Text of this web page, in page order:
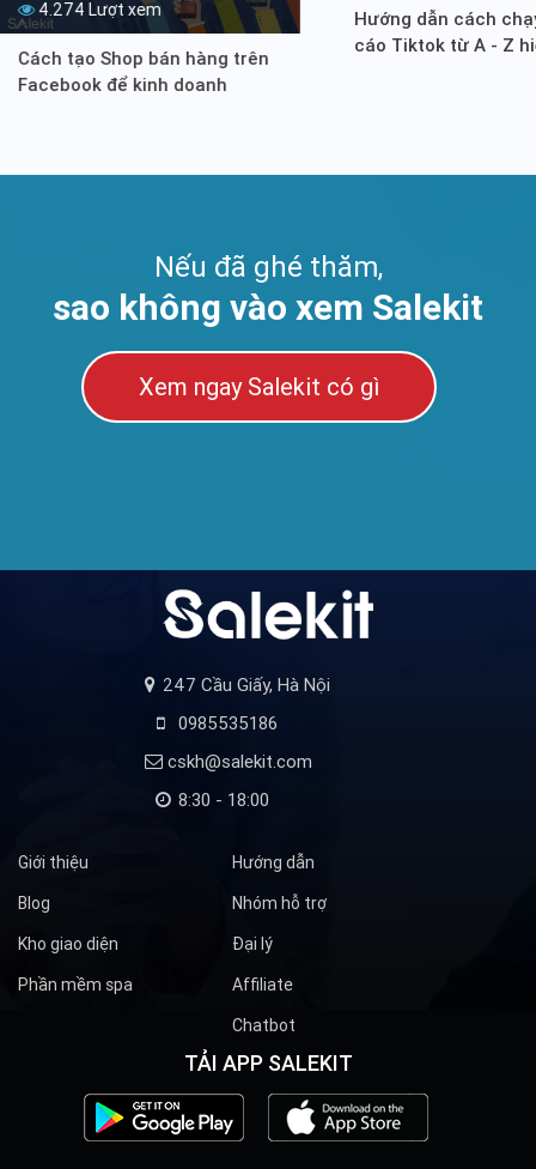
4.274 Lượt xem
Cách tạo Shop bán hàng trên
Facebook để kinh doanh
Hướng dẫn cách
cáo Tiktok từ A - Z
Nếu đã ghé thăm,
sao không vào xem Salekit
Xem ngay Salekit có gì
247 Cầu Giấy, Hà Nội
0985535186
cskh@salekit.com
8:30 - 18:00
Giới thiệu
Blog
Kho giao diện
Phần mềm spa
Hướng dẫn
Nhóm hỗ trợ
Đại lý
Affiliate
Chatbot
TẢI APP SALEKIT